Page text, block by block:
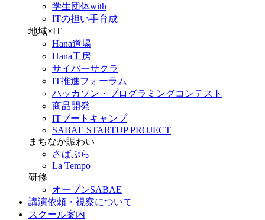
学生団体with
ITの担い手育成
地域×IT
Hana道場
Hana工房
サイバーサクラ
IT推進フォーラム
ハッカソン・プログラミングコンテスト
商品開発
ITブートキャンプ
SABAE STARTUP PROJECT
まちなか賑わい
さばぷら
La Tempo
研修
オープンSABAE
講演依頼・視察について
スクール案内